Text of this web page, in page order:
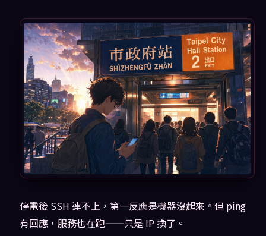
停電後 SSH 連不上，第一反應是機器沒起來。但 ping
有回應，服務也在跑——只是 IP 換了。